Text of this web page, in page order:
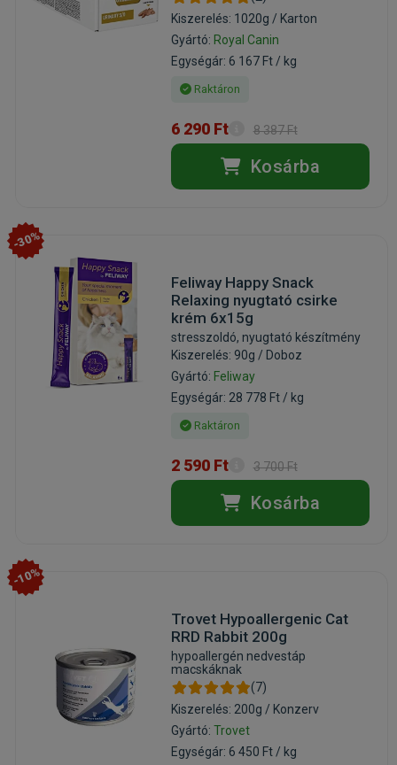
Kiszerelés: 1020g / Karton
Gyártó: Royal Canin
Egységár: 6 167 Ft / kg
Raktáron
6 290 Ft 8 387 Ft
Kosárba
-30%
Feliway Happy Snack
Relaxing nyugtató csirke
krém 6x15g
stresszoldó, nyugtató készítmény
Kiszerelés: 90g / Doboz
Gyártó: Feliway
Egységár: 28 778 Ft / kg
Raktáron
2 590 Ft 3 700 Ft
Kosárba
-10%
Trovet Hypoallergenic Cat
RRD Rabbit 200g
hypoallergén nedvestáp
macskáknak
(7)
Kiszerelés: 200g / Konzerv
Gyártó: Trovet
Egységár: 6 450 Ft / kg